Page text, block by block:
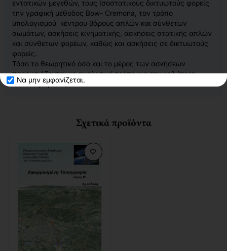
Να μην εμφανίζεται.
εντατικών μεγεθών, τους Ισοστατικούς δικτυωτούς φορείς
την γραφική μέθοδος Bow- Cremona, τον τρόπο
υπολογισμού κέντρου βάρους απλών και σύνθετων
σωμάτων, ασκήσεις κινηματικής, ασκήσεις στατικής απλών
και σύνθετων φορέων, καθώς και ασκήσεις σε δικτυωτούς
φορείς.
Τόσο το θεωρητικό όσο και το μέρος των ασκήσεων
παρουσιάζονται με αναλυτικό τρόπο για την καλύτερη
κατανόησή τους.
Σχετικά προϊόντα